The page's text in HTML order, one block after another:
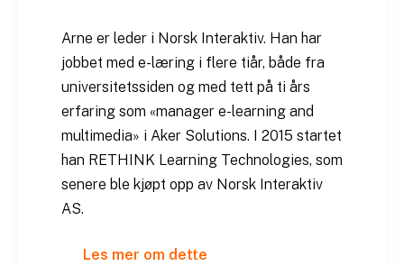
Arne er leder i Norsk Interaktiv. Han har
jobbet med e-læring i flere tiår, både fra
universitetssiden og med tett på ti års
erfaring som «manager e-learning and
multimedia» i Aker Solutions. I 2015 startet
han RETHINK Learning Technologies, som
senere ble kjøpt opp av Norsk Interaktiv
AS.
Les mer om dette